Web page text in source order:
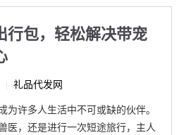
行包，轻松解决带宠
礼品代发网
为许多人生活中不可或缺的伙伴。
医，还是进行一次短途旅行，主人